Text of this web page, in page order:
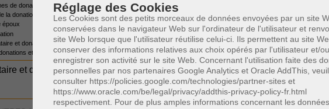
Réglage des Cookies
Les Cookies sont des petits morceaux de données envoyées par un site
conservées dans le navigateur Web sur l'ordinateur de l'utilisateur et
site Web lorsque que l'utilisateur réutilise celui-ci. Ils permettent au site
conserver des informations relatives aux choix opérés par l'utilisateur et/
enregistrer son activité sur le site Web. Concernant l'utilisation faite des
personnelles par nos partenaires Google Analytics et Oracle AddThis,
consulter https://policies.google.com/technologies/partner-sites et
https://www.oracle.com/be/legal/privacy/addthis-privacy-policy-fr.html
respectivement. Pour de plus amples informations concernant les données
de donations
la donation
époux
et donateur
et ses exceptions légales
et donateur(6/7) Cette page a été vue 0fois
dont 0le mois dernier.